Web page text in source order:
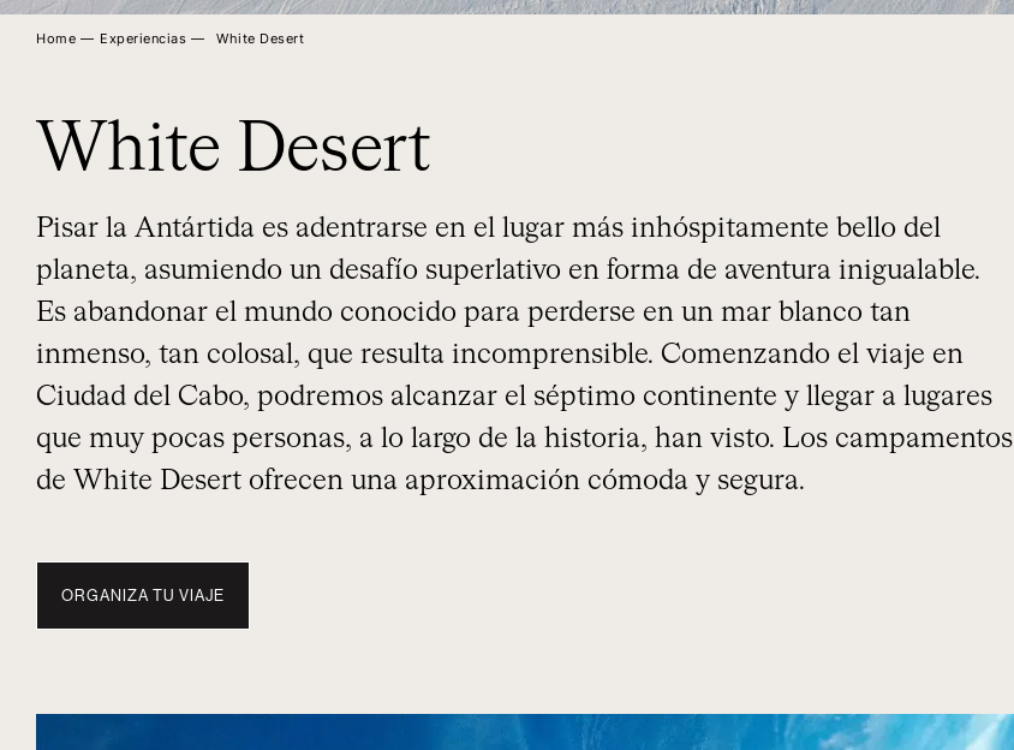
Home ― Experiencias ― White Desert
White Desert
Pisar la Antártida es adentrarse en el lugar más inhóspitamente bello del
planeta, asumiendo un desafío superlativo en forma de aventura inigualable.
Es abandonar el mundo conocido para perderse en un mar blanco tan
inmenso, tan colosal, que resulta incomprensible. Comenzando el viaje en
Ciudad del Cabo, podremos alcanzar el séptimo continente y llegar a lugares
que muy pocas personas, a lo largo de la historia, han visto. Los campamentos
de White Desert ofrecen una aproximación cómoda y segura.
ORGANIZA TU VIAJE